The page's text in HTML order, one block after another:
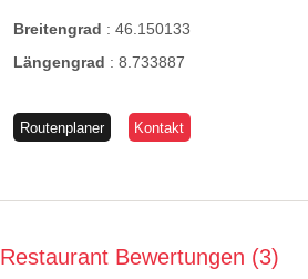
Breitengrad : 46.150133
Längengrad : 8.733887
Routenplaner Kontakt
Restaurant Bewertungen 3